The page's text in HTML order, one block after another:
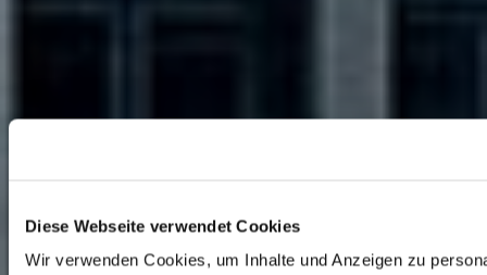
Diese Webseite verwendet Cookies
Wir verwenden Cookies, um Inhalte und Anzeigen zu